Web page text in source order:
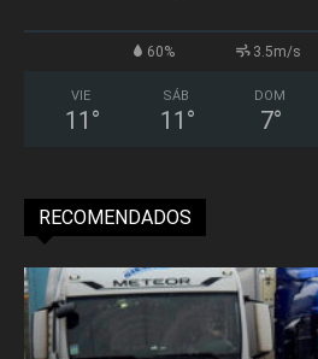
60% 3.5m/s
VIE
11 °
SÁB
11 °
DOM
7°
RECOMENDADOS